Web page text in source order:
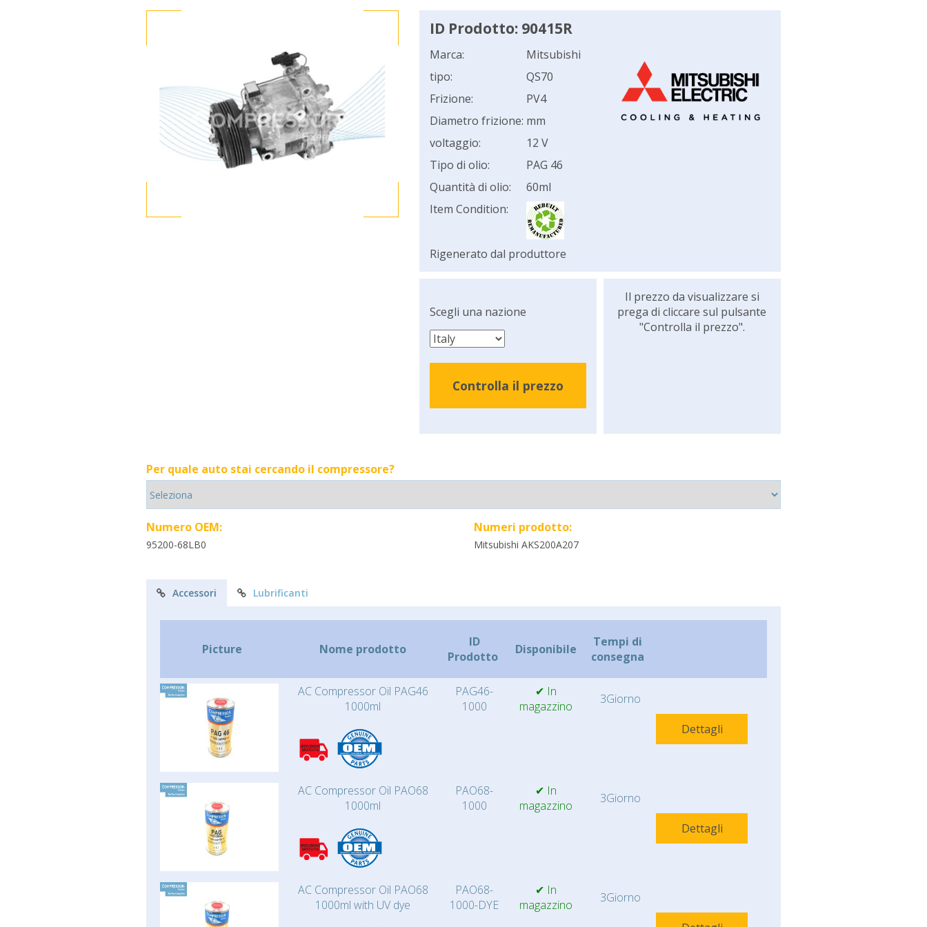
ID Prodotto: 90415R
Marca:
Mitsubishi
tipo:
QS70
Frizione:
PV4
Diametro frizione: mm
voltaggio:
12 V
Tipo di olio:
PAG 46
Quantità di olio:
60ml
Item Condition:
Rigenerato dal produttore
Scegli una nazione
Controlla il prezzo
Il prezzo da visualizzare si
prega di cliccare sul pulsante
"Controlla il prezzo".
Per quale auto stai cercando il compressore?
Numero OEM:
95200-68LB0
Numeri prodotto:
Mitsubishi AKS200A207
Accessori Lubrificanti
Picture Nome prodotto
ID
Prodotto
Disponibile
Tempi di
consegna
AC Compressor Oil PAG46
1000ml
PAG46-
1000
✔ In
magazzino
3Giorno
Dettagli
AC Compressor Oil PAO68
1000ml
PAO68-
1000
✔ In
magazzino
3Giorno
Dettagli
AC Compressor Oil PAO68
1000ml with UV dye
PAO68-
1000-DYE
✔ In
magazzino
3Giorno